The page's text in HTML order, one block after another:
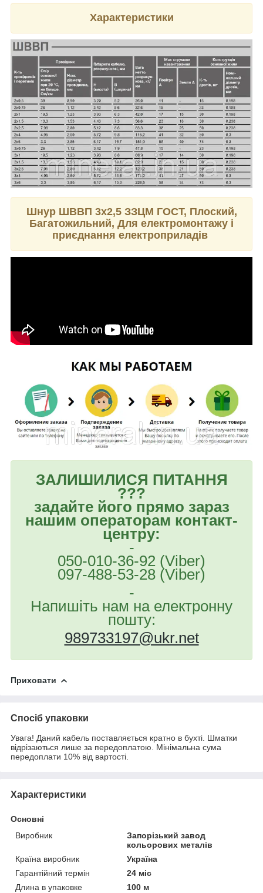
Характеристики
Шнур ШВВП 3х2,5 ЗЗЦМ ГОСТ, Плоский,
Багатожильний, Для електромонтажу і
приєднання електроприладів
ЗАЛИШИЛИСЯ ПИТАННЯ
???
задайте його прямо зараз
нашим операторам контакт-
центру:
-
050-010-36-92 (Viber)
097-488-53-28 (Viber)
-
Напишіть нам на електронну
пошту:
989733197@ukr.net
Приховати
Спосіб упаковки
Увага! Даний кабель поставляється кратно в бухті. Шматки
відрізаються лише за передоплатою. Мінімальна сума
передоплати 10% від вартості.
Характеристики
Основні
Виробник
Запорізький завод
кольорових металів
Країна виробник
Україна
Гарантійний термін
24 міс
Длина в упаковке
100 м